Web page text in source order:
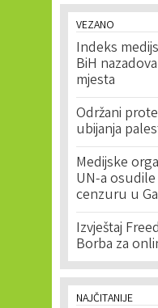
VEZANO
Indeks
BiH
mjesta
Održani
ubijanja
Medijske
UN-a
cenzuru u
Izvještaj
Borba za
NAJČITANIJE